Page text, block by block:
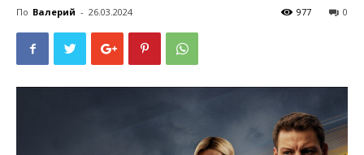
По Валерий - 26.03.2024 0
977